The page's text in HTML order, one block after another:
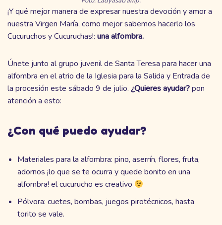
¡Y qué mejor manera de expresar nuestra devoción y amor a
nuestra Virgen María, como mejor sabemos hacerlo los
Cucuruchos y Cucuruchas!: una alfombra.
Únete junto al grupo juvenil de Santa Teresa para hacer una
alfombra en el atrio de la Iglesia para la Salida y Entrada de
la procesión este sábado 9 de julio. ¿Quieres ayudar?pon
atención a esto:
¿Con qué puedo ayudar?
Materiales para la alfombra: pino, aserrín, flores, fruta,
adornos ¡lo que se te ocurra y quede bonito en una
alfombra! el cucurucho es creativo
Pólvora: cuetes, bombas, juegos pirotécnicos, hasta
torito se vale.